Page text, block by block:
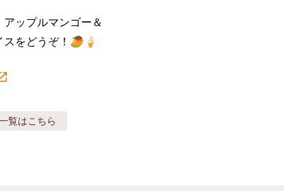
ップルマンゴー＆
スをどうぞ！🥭🍦
覧はこちら